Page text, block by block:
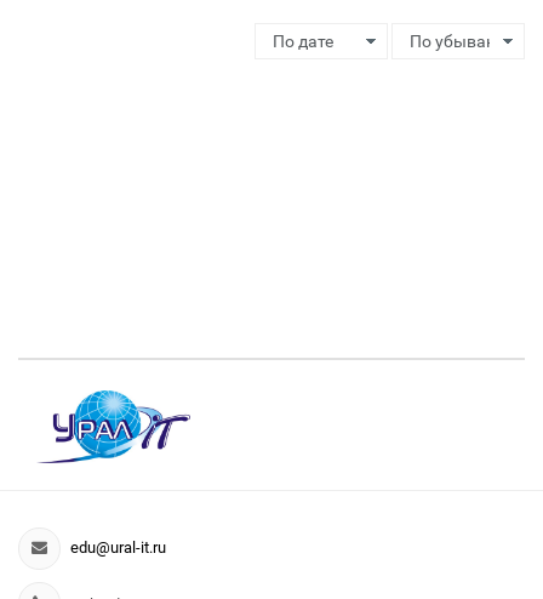
edu@ural-it.ru